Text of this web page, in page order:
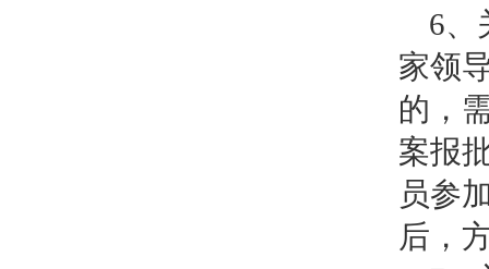
6、
家领
的，
案报
员参
后，